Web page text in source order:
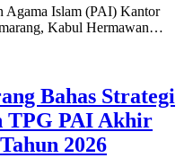
Agama Islam (PAI) Kantor
Kabul Hermawan…
Bahas Strategi
TPG PAI Akhir
2026